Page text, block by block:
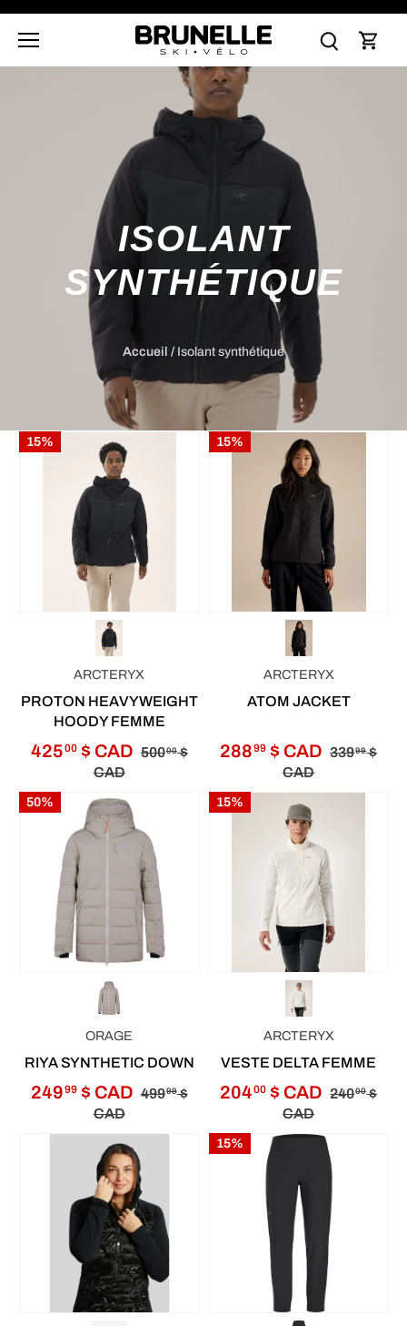
contenu
ISOLANT
SYNTHÉTIQUE
Accueil / Isolant synthétique
15%
ARCTERYX
PROTON HEAVYWEIGHT
HOODY FEMME
42500$ CAD 50000$
CAD
15%
ARCTERYX
ATOM JACKET
28899 $ CAD 33999$
CAD
50%
ORAGE
RIYA SYNTHETIC DOWN
24999$ CAD 49999$
CAD
15%
ARCTERYX
VESTE DELTA FEMME
20400 $ CAD 24000$
CAD
15%